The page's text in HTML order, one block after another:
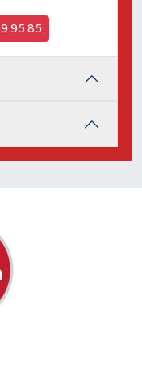
95 85